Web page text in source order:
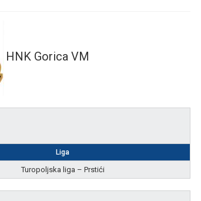
HNK Gorica VM
Liga
Turopoljska liga – Prstići